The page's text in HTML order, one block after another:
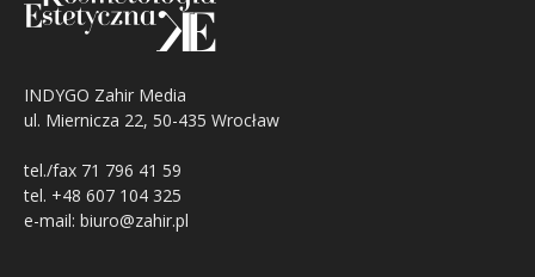
INDYGO Zahir Media
ul. Miernicza 22, 50-435 Wrocław
tel./fax 71 796 41 59
tel. +48 607 104 325
e-mail: biuro@zahir.pl